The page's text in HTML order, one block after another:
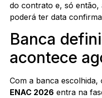
do contrato e, só então,
poderá ter data
Banca
acontece
Com a banca
ENAC 2026 entra na